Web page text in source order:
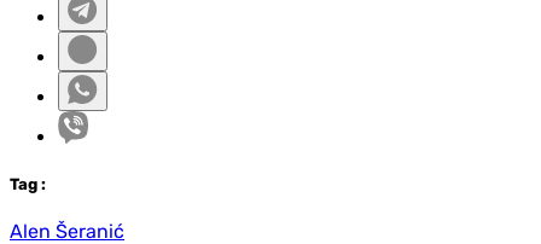
Tag :
Alen Šeranić